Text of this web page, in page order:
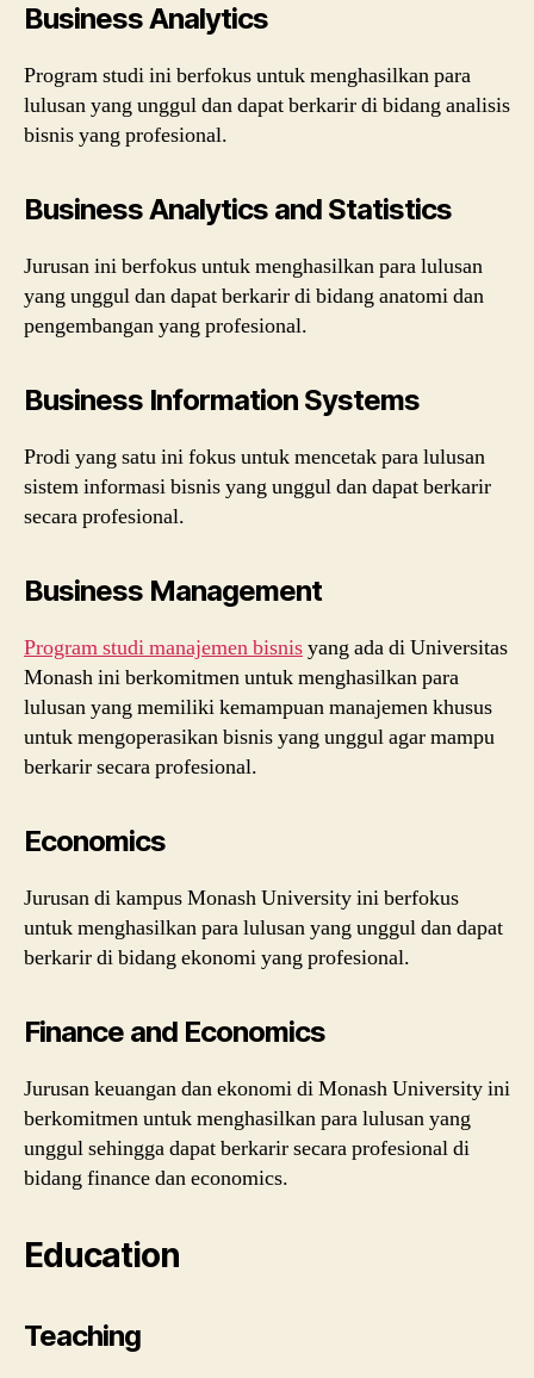
Business Analytics
Program studi ini berfokus untuk menghasilkan para
lulusan yang unggul dan dapat berkarir di bidang analisis
bisnis yang profesional.
Business Analytics and Statistics
Jurusan ini berfokus untuk menghasilkan para lulusan
yang unggul dan dapat berkarir di bidang anatomi dan
pengembangan yang profesional.
Business Information Systems
Prodi yang satu ini fokus untuk mencetak para lulusan
sistem informasi bisnis yang unggul dan dapat berkarir
secara profesional.
Business Management
Program studi manajemen bisnisyang ada di Universitas
Monash ini berkomitmen untuk menghasilkan para
lulusan yang memiliki kemampuan manajemen khusus
untuk mengoperasikan bisnis yang unggul agar mampu
berkarir secara profesional.
Economics
Jurusan di kampus Monash University ini berfokus
untuk menghasilkan para lulusan yang unggul dan dapat
berkarir di bidang ekonomi yang profesional.
Finance and Economics
Jurusan keuangan dan ekonomi di Monash University ini
berkomitmen untuk menghasilkan para lulusan yang
unggul sehingga dapat berkarir secara profesional di
bidang finance dan economics.
Education
Teaching